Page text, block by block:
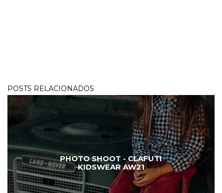
POSTS RELACIONADOS
PHOTO SHOOT - CLAFUTI
KIDSWEAR AW21